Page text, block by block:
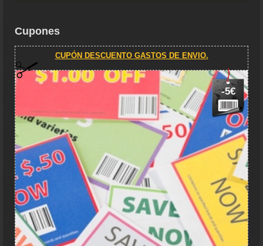
Cupones
CUPÓN DESCUENTO GASTOS DE ENVIO.
-5€